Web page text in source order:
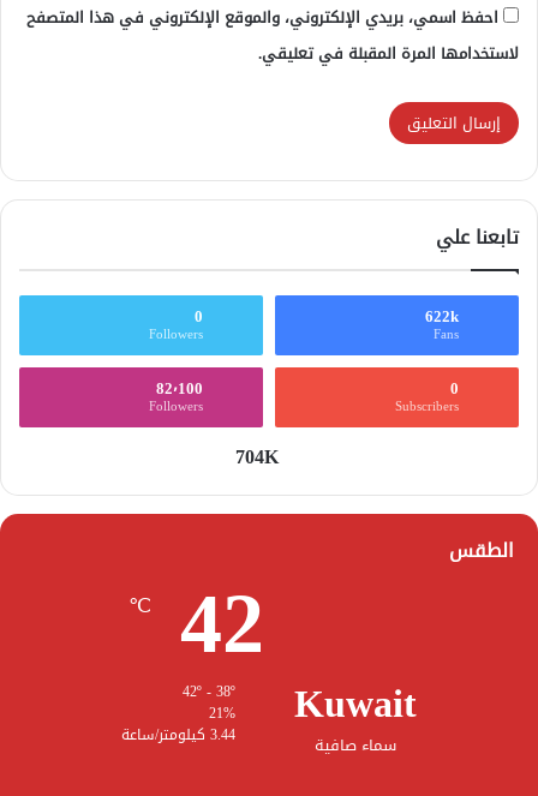
احفظ اسمي، بريدي الإلكتروني، والموقع الإلكتروني في هذا المتصفح
لاستخدامها المرة المقبلة في تعليقي.
تابعنا علي
622k
Fans
0
Followers
0
Subscribers
82٬100
Followers
704K
الطقس
Kuwait
سماء صافية
42
℃
21%
3.44 كيلومتر/ساعة